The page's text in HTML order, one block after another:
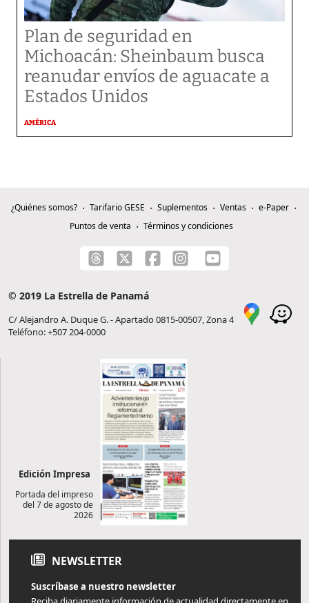
Plan de seguridad en
Michoacán: Sheinbaum busca
reanudar envíos de aguacate a
Estados Unidos
AMÉRICA
¿Quiénes somos? Tarifario GESE Suplementos Ventas
e-Paper
Puntos de venta
Términos y condiciones
© 2019 La Estrella de Panamá
C/ Alejandro A. Duque G. - Apartado 0815-00507, Zona 4
Teléfono: +507 204-0000
Edición Impresa
Portada del impreso
del 7 de agosto de
2026
NEWSLETTER
Suscríbase a nuestro newsletter